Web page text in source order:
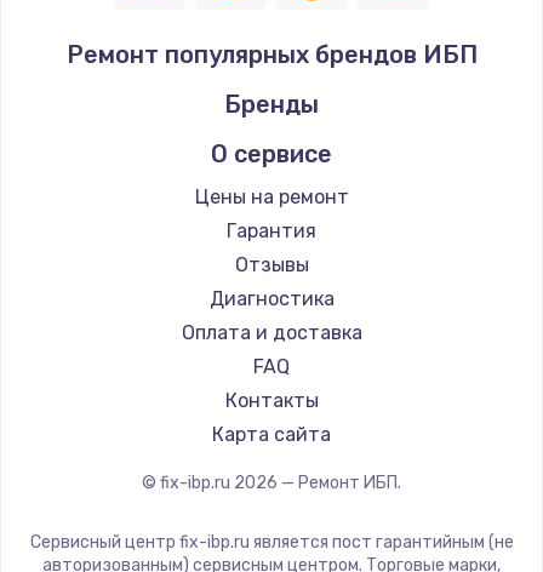
Ремонт популярных брендов ИБП
Бренды
О сервисе
Цены на ремонт
Гарантия
Отзывы
Диагностика
Оплата и доставка
FAQ
Контакты
Карта сайта
© fix-ibp.ru 2026 — Ремонт ИБП.
Сервисный центр fix-ibp.ru является пост гарантийным (не
авторизованным) сервисным центром. Торговые марки,